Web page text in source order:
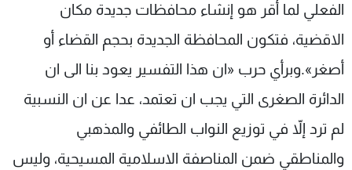
الفعلي لما أقر هو إنشاء محافظات جديدة مكان
الاقضية، فتكون المحافظة الجديدة بحجم القضاء أو
أصغر».وبرأي حرب «ان هذا التفسير يعود بنا الى ان
الدائرة الصغرى التي يجب ان تعتمد، عدا عن ان النسبية
لم ترد إلاّ في توزيع النواب الطائفي والمذهبي
والمناطقي ضمن المناصفة الاسلامية المسيحية، وليس